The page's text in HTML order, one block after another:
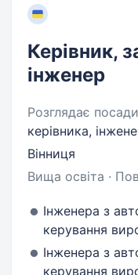
Керівник,
інженер
Розглядає
керівника,
Вінниця
Вища освіта ·
Інженера з
керування
Інженера з
керування